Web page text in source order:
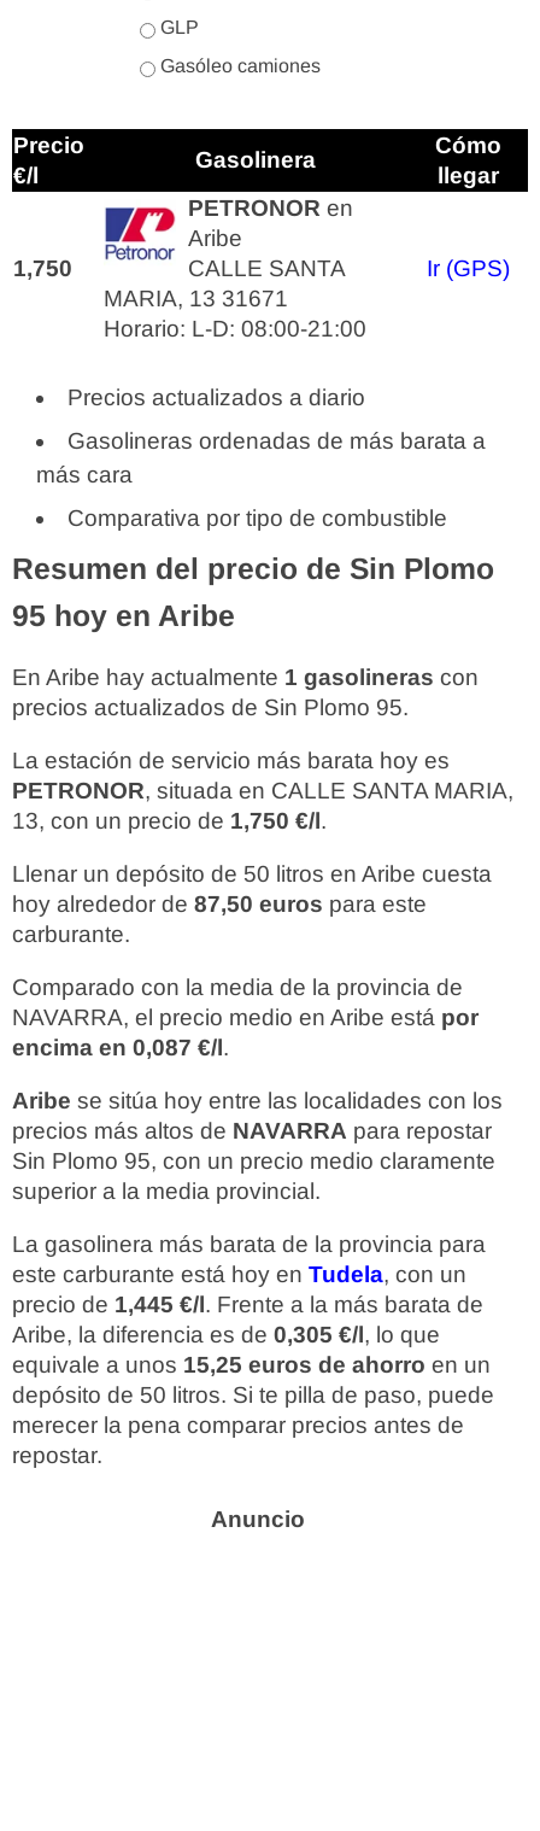
GLP
Gasóleo camiones
Precio
€/l
Gasolinera
Cómo
llegar
1,750
PETRONOR en
Aribe
CALLE SANTA
MARIA, 13 31671
Horario: L-D: 08:00-21:00
Ir (GPS)
Precios actualizados a diario
Gasolineras ordenadas de más barata a
más cara
Comparativa por tipo de combustible
Resumen del precio de Sin Plomo
95 hoy en Aribe
En Aribe hay actualmente 1 gasolineras con
precios actualizados de Sin Plomo 95.
La estación de servicio más barata hoy es
PETRONOR, situada en CALLE SANTA MARIA,
13, con un precio de 1,750 €/l.
Llenar un depósito de 50 litros en Aribe cuesta
hoy alrededor de 87,50 euros para este
carburante.
Comparado con la media de la provincia de
NAVARRA, el precio medio en Aribe está por
encima en 0,087 €/l.
Aribe se sitúa hoy entre las localidades con los
precios más altos de NAVARRA para repostar
Sin Plomo 95, con un precio medio claramente
superior a la media provincial.
La gasolinera más barata de la provincia para
este carburante está hoy en Tudela, con un
precio de 1,445 €/l. Frente a la más barata de
Aribe, la diferencia es de 0,305 €/l, lo que
equivale a unos 15,25 euros de ahorro en un
depósito de 50 litros. Si te pilla de paso, puede
merecer la pena comparar precios antes de
repostar.